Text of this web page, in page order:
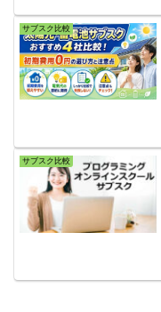
サブスク比較
サブスク比較